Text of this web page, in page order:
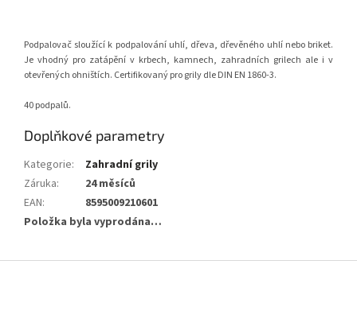
Podpalovač sloužící k podpalování uhlí, dřeva, dřevěného uhlí nebo briket.
Je vhodný pro zatápění v krbech, kamnech, zahradních grilech ale i v
otevřených ohništích. Certifikovaný pro grily dle DIN EN 1860-3.
40 podpalů.
Doplňkové parametry
Kategorie:
Zahradní grily
Záruka:
24 měsíců
EAN:
8595009210601
Položka byla vyprodána…